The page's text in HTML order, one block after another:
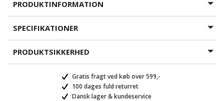
PRODUKTINFORMATION
SPECIFIKATIONER
PRODUKTSIKKERHED
Gratis fragt ved køb over 599,-
100 dages fuld returret
Dansk lager & kundeservice